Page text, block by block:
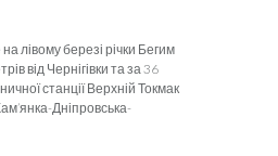
лівому березі річки Бегим
від Чернігівки та за 36
станції Верхній Токмак
Дніпровська-